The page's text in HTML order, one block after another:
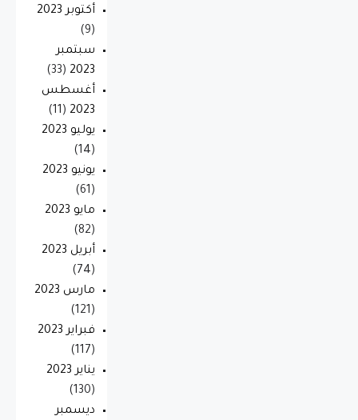
أكتوبر 2023
(9)
سبتمبر
2023
(33)
أغسطس
2023
(11)
يوليو 2023
(14)
يونيو 2023
(61)
مايو 2023
(82)
أبريل 2023
(74)
مارس 2023
(121)
فبراير 2023
(117)
يناير 2023
(130)
ديسمبر